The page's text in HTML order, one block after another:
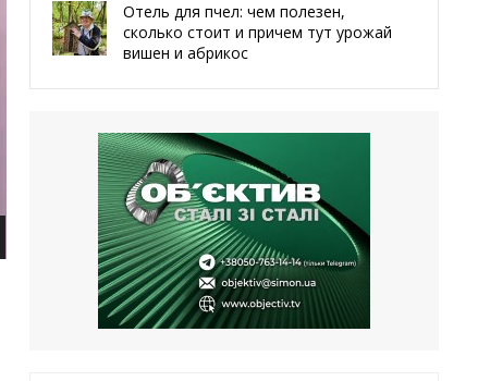
Отель для пчел: чем полезен,
сколько стоит и причем тут урожай
вишен и абрикос
Чугуева, города, который устоял,
несмотря ни на что
21.05.2026
«ТЦК нарушает закон? Пусть
платят!» Как благодаря штрафу
женщину сняли с учета
15.05.2026